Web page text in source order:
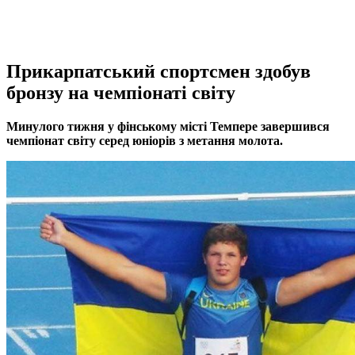
Прикарпатський спортсмен здобув
бронзу на чемпіонаті світу
Минулого тижня у фінському місті Темпере завершився
чемпіонат cвіту серед юніорів з метання молота.